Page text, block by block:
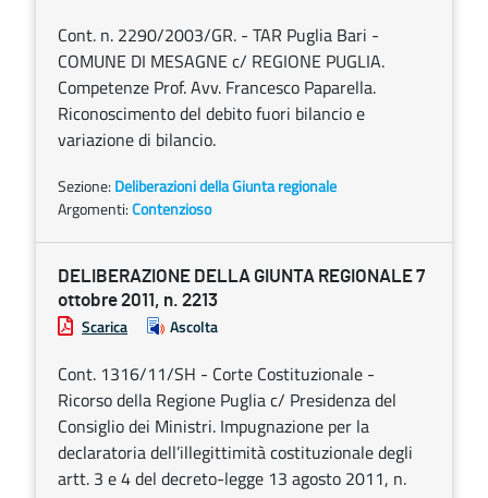
Cont. n. 2290/2003/GR. - TAR Puglia Bari -
COMUNE DI MESAGNE c/ REGIONE PUGLIA.
Competenze Prof. Avv. Francesco Paparella.
Riconoscimento del debito fuori bilancio e
variazione di bilancio.
Sezione: Deliberazioni della Giunta regionale
Argomenti:Contenzioso
DELIBERAZIONE DELLA GIUNTA REGIONALE 7
ottobre 2011, n. 2213
Scarica Ascolta
Cont. 1316/11/SH - Corte Costituzionale -
Ricorso della Regione Puglia c/ Presidenza del
Consiglio dei Ministri. Impugnazione per la
declaratoria dell’illegittimità costituzionale degli
artt. 3 e 4 del decreto-legge 13 agosto 2011, n.